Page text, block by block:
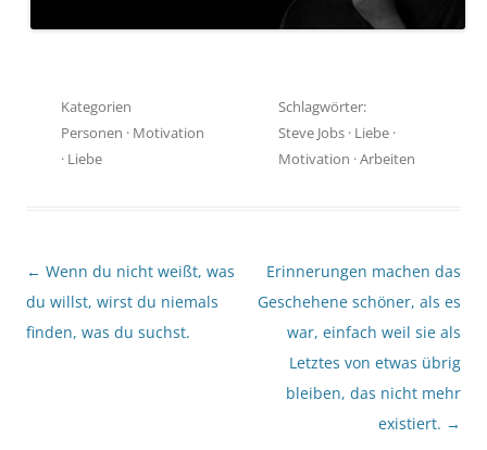
Kategorien
Personen · Motivation
· Liebe
Schlagwörter:
Steve Jobs · Liebe ·
Motivation ·Arbeiten
Beitragsnavigation
← Wenn du nicht weißt, was
du willst, wirst du niemals
finden, was du suchst.
Erinnerungen machen das
Geschehene schöner, als es
war, einfach weil sie als
Letztes von etwas übrig
bleiben, das nicht mehr
existiert. →